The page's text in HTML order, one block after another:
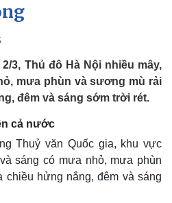
3, Thủ đô Hà Nội nhiều mây,
mưa phùn và sương mù rải
đêm và sáng sớm trời rét.
cả nước
Thuỷ văn Quốc gia, khu vực
sáng có mưa nhỏ, mưa phùn
hửng nắng, đêm và sáng